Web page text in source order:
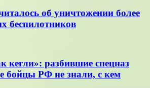
об уничтожении более
беспилотников
кегли»: разбившие спецназ
бойцы РФ не знали, с кем